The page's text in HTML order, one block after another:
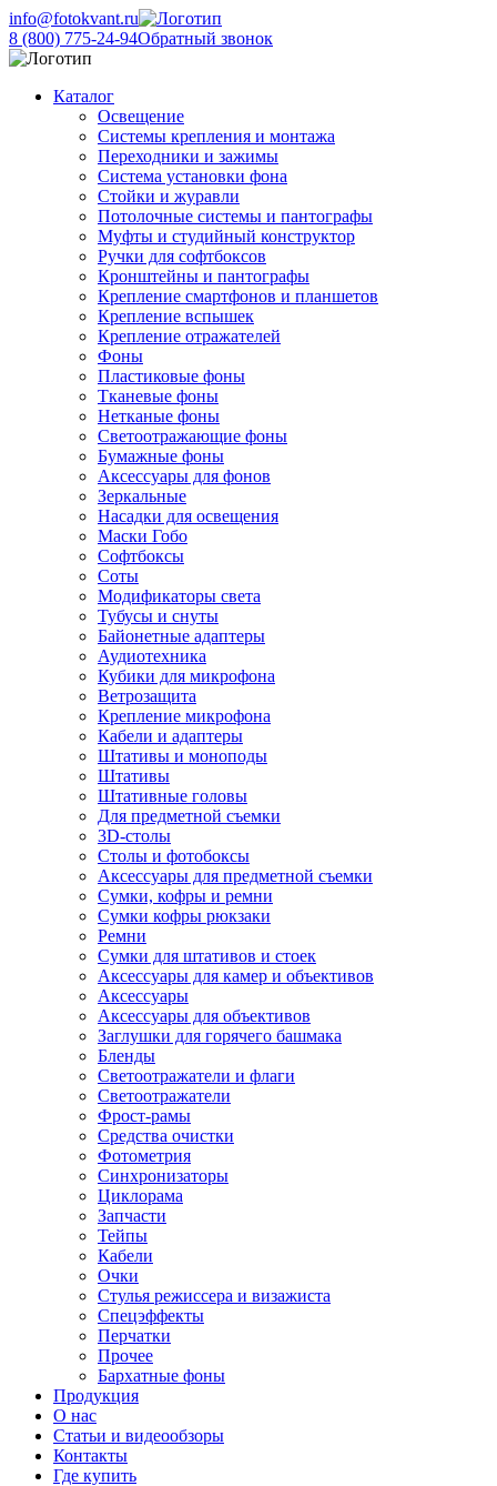
info@fotokvant.ru
8 (800) 775-24-94Обратный звонок
Каталог
Освещение
Системы крепления и монтажа
Переходники и зажимы
Система установки фона
Стойки и журавли
Потолочные системы и пантографы
Муфты и студийный конструктор
Ручки для софтбоксов
Кронштейны и пантографы
Крепление смартфонов и планшетов
Крепление вспышек
Крепление отражателей
Фоны
Пластиковые фоны
Тканевые фоны
Нетканые фоны
Светоотражающие фоны
Бумажные фоны
Аксессуары для фонов
Зеркальные
Насадки для освещения
Маски Гобо
Софтбоксы
Соты
Модификаторы света
Тубусы и снуты
Байонетные адаптеры
Аудиотехника
Кубики для микрофона
Ветрозащита
Крепление микрофона
Кабели и адаптеры
Штативы и моноподы
Штативы
Штативные головы
Для предметной съемки
3D-столы
Столы и фотобоксы
Аксессуары для предметной съемки
Сумки, кофры и ремни
Сумки кофры рюкзаки
Ремни
Сумки для штативов и стоек
Аксессуары для камер и объективов
Аксессуары
Аксессуары для объективов
Заглушки для горячего башмака
Бленды
Светоотражатели и флаги
Светоотражатели
Фрост-рамы
Средства очистки
Фотометрия
Синхронизаторы
Циклорама
Запчасти
Тейпы
Кабели
Очки
Стулья режиссера и визажиста
Спецэффекты
Перчатки
Прочее
Бархатные фоны
Продукция
О нас
Статьи и видеообзоры
Контакты
Где купить